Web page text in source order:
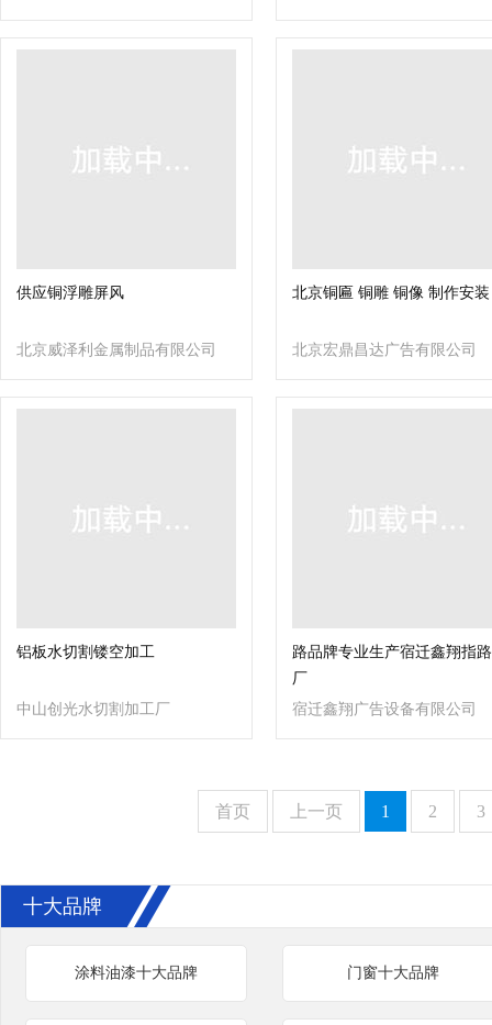
限公司
供应铜浮雕屏风
北京威泽利金属制品有限公司
北京铜匾 铜雕 铜像 制作安装
北京宏鼎昌达广告有限公司
铝板水切割镂空加工
中山创光水切割加工厂
路品牌专业生产宿迁鑫翔指
厂
宿迁鑫翔广告设备有限公司
首页 上一页 1 2 3
十大品牌
涂料油漆十大品牌 门窗十大品牌